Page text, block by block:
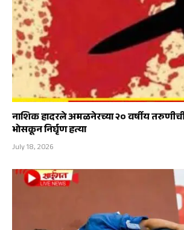
नाशिक हादरले अमळनेरच्या २० वर्षीय
भोसकून निर्घृण हत्या
July 18, 2026